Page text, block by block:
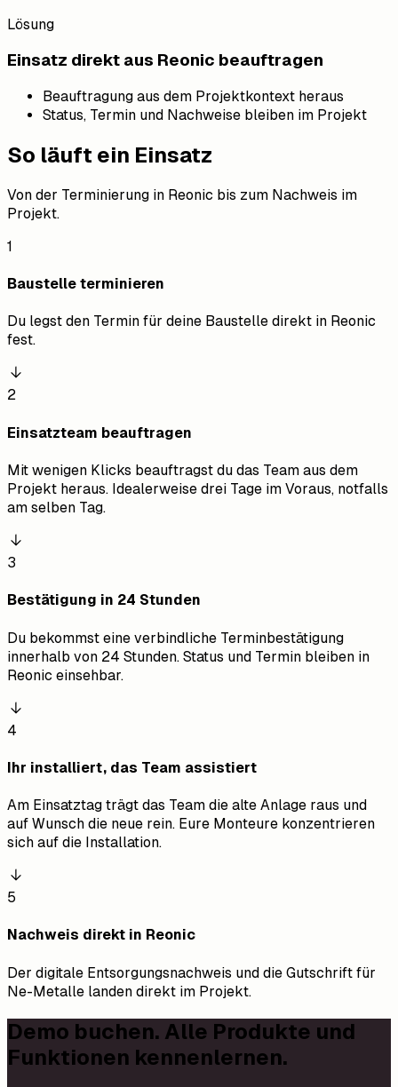
Lösung
Einsatz direkt aus Reonic beauftragen
Beauftragung aus dem Projektkontext heraus
Status, Termin und Nachweise bleiben im Projekt
So läuft ein Einsatz
Von der Terminierung in Reonic bis zum Nachweis im
Projekt.
1
Baustelle terminieren
Du legst den Termin für deine Baustelle direkt in Reonic
fest.
2
Einsatzteam beauftragen
Mit wenigen Klicks beauftragst du das Team aus dem
Projekt heraus. Idealerweise drei Tage im Voraus, notfalls
am selben Tag.
3
Bestätigung in 24 Stunden
Du bekommst eine verbindliche Terminbestätigung
innerhalb von 24 Stunden. Status und Termin bleiben in
Reonic einsehbar.
4
Ihr installiert, das Team assistiert
Am Einsatztag trägt das Team die alte Anlage raus und
auf Wunsch die neue rein. Eure Monteure konzentrieren
sich auf die Installation.
5
Nachweis direkt in Reonic
Der digitale Entsorgungsnachweis und die Gutschrift für
Ne-Metalle landen direkt im Projekt.
Demo buchen. Alle Produkte und
Funktionen kennenlernen.